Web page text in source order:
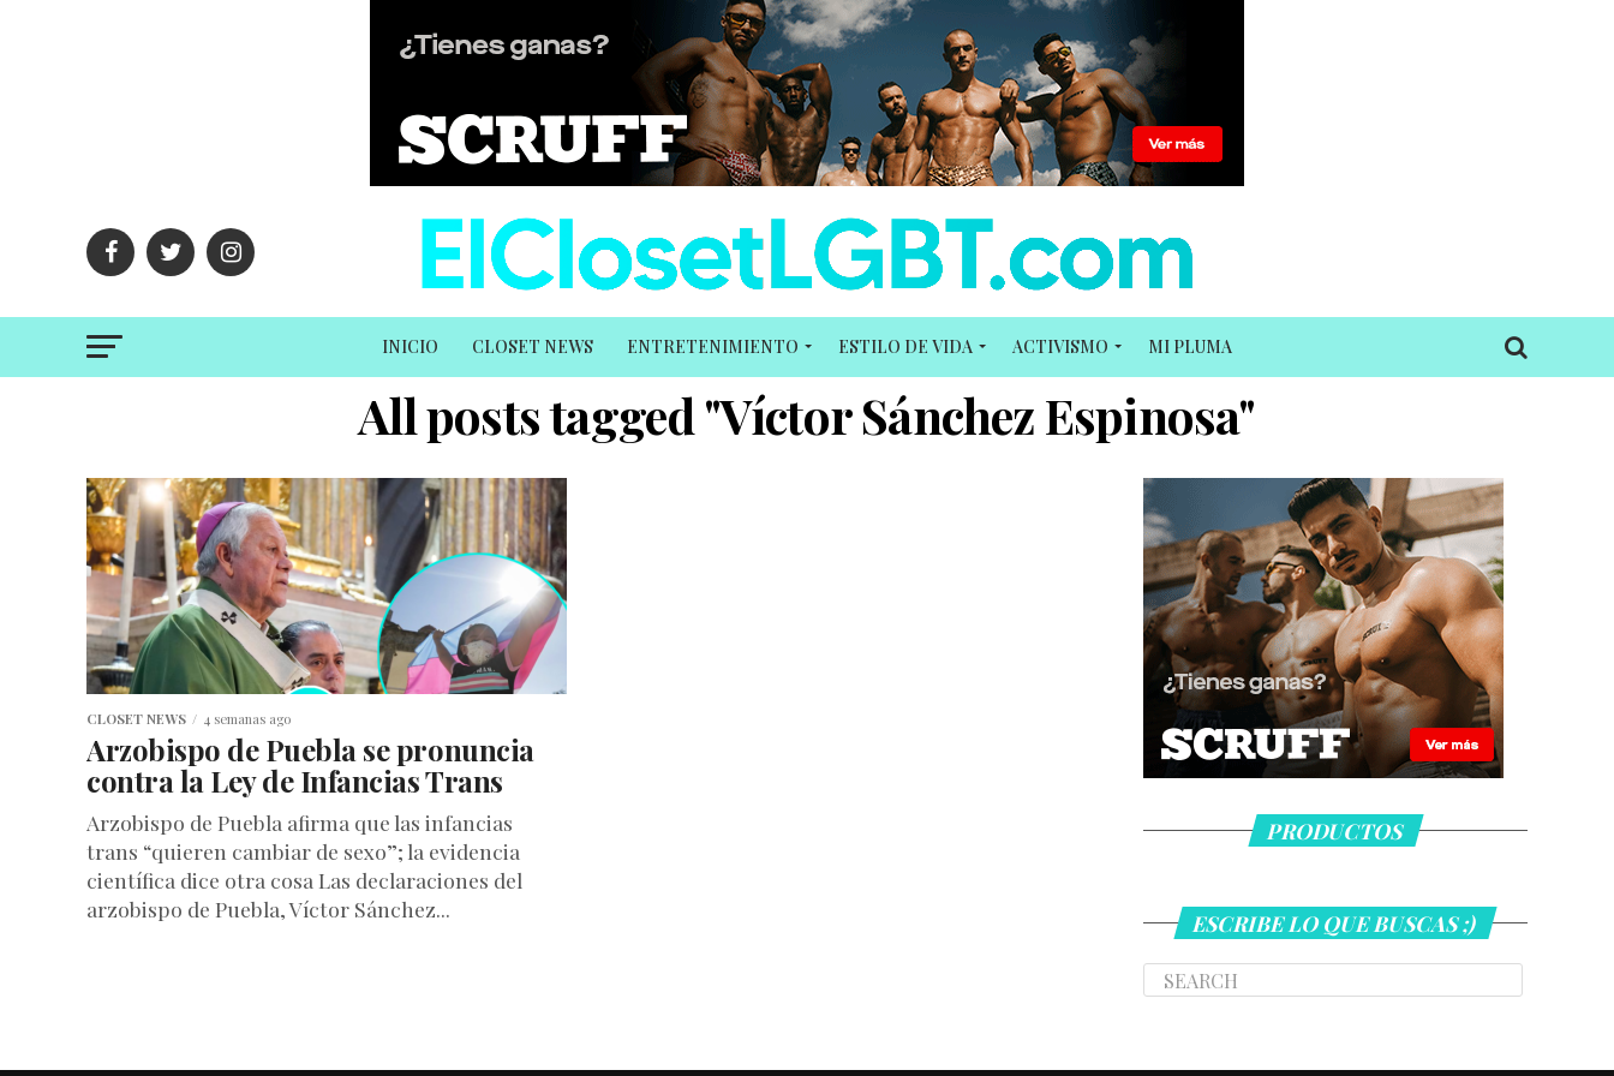
INICIO CLOSET NEWS ENTRETENIMIENTO ESTILO DE VIDA ACTIVISMO MI PLUMA
All posts tagged "Víctor Sánchez Espinosa"
CLOSET NEWS 4 semanas ago
Arzobispo de Puebla se pronuncia
contra la Ley de Infancias Trans
Arzobispo de Puebla afirma que las infancias
trans “quieren cambiar de sexo”; la evidencia
científica dice otra cosa Las declaraciones del
arzobispo de Puebla, Víctor Sánchez...
PRODUCTOS
ESCRIBE LO QUE BUSCAS ;)